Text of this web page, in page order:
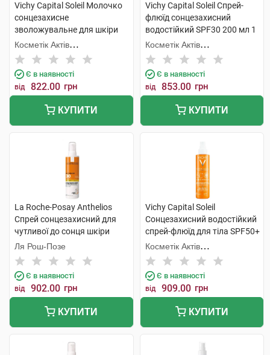
Vichy Capital Soleil Молочко
сонцезахисне
зволожувальне для шкіри
обличчя та тіла дітей та
дорослих SPF50+ 150 мл 1
туба
Косметік Актів
Інтернаціональ
Є в наявності
від 822.00 грн
КУПИТИ
Vichy Capital Soleil Спрей-
флюїд сонцезахисний
водостійкий SPF30 200 мл 1
флакон
Косметік Актів
Інтернаціональ
Є в наявності
від 853.00 грн
КУПИТИ
La Roche-Posay Anthelios
Спрей сонцезахисний для
чутливої до сонця шкіри
обличчя та тіла SPF30 200
мл 1 флакон
Ля Рош-Позе
Є в наявності
від 902.00 грн
КУПИТИ
Vichy Capital Soleil
Сонцезахисний водостійкий
спрей-флюїд для тіла SPF50+
200 мл 1 флакон
Косметік Актів
Інтернаціональ
Є в наявності
від 909.00 грн
КУПИТИ